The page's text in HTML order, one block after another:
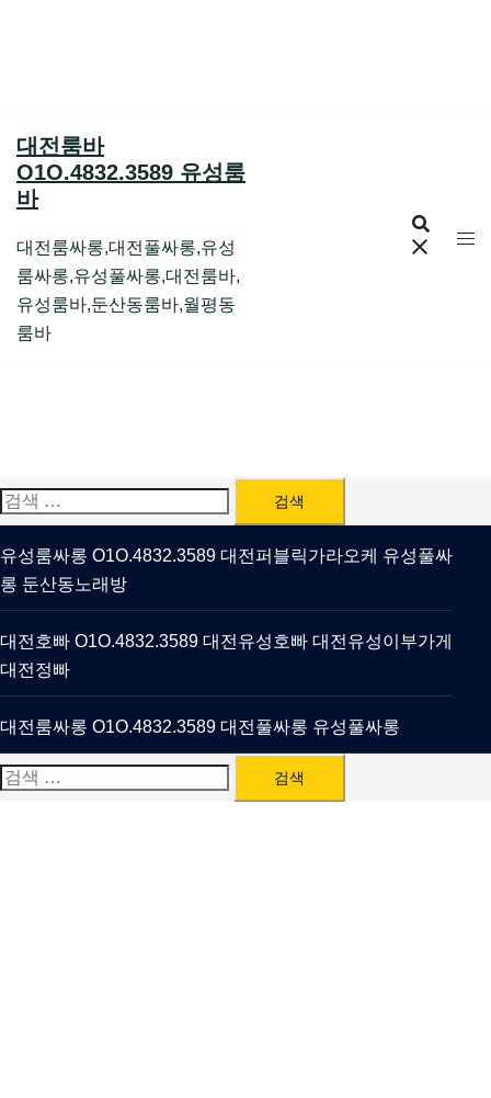
대전룸바
O1O.4832.3589 유성룸
바
대전룸싸롱,대전풀싸롱,유성
룸싸롱,유성풀싸롱,대전룸바,
유성룸바,둔산동룸바,월평동
룸바
검
색:
유성룸싸롱 O1O.4832.3589 대전퍼블릭가라오케 유성풀싸
롱 둔산동노래방
대전호빠 O1O.4832.3589 대전유성호빠 대전유성이부가게
대전정빠
대전룸싸롱 O1O.4832.3589 대전풀싸롱 유성풀싸롱
검